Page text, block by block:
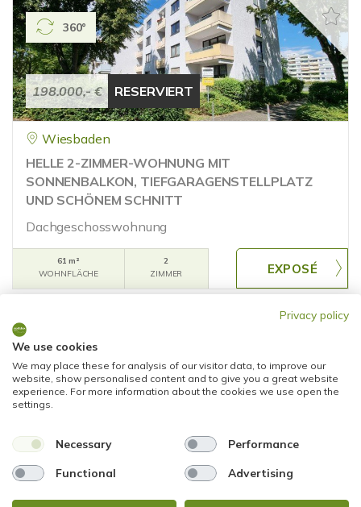
198.000,- € RESERVIERT
360°
Wiesbaden
HELLE 2-ZIMMER-WOHNUNG MIT
SONNENBALKON, TIEFGARAGENSTELLPLATZ
UND SCHÖNEM SCHNITT
Dachgeschosswohnung
61 m²
WOHNFLÄCHE
2
ZIMMER
Wiesbaden
Privacy policy
We use cookies
We may place these for analysis of our visitor data, to improve our
website, show personalised content and to give you a great website
experience. For more information about the cookies we use open the
settings.
Necessary Performance
Functional Advertising